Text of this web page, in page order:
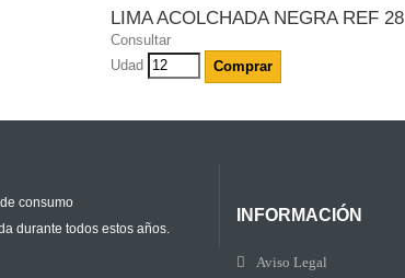
LIMA ACOLCHADA NEGRA REF 28
Consultar
Udad
Comprar
consumo
durante todos estos años.
INFORMACIÓN
Aviso Legal